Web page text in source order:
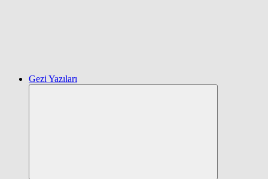
Gezi Yazıları